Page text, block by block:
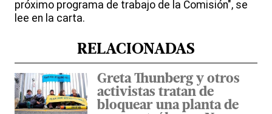
próximo programa de trabajo de la Comisión", se
lee en la carta.
RELACIONADAS
Greta Thunberg y otros
activistas tratan de
bloquear una planta de